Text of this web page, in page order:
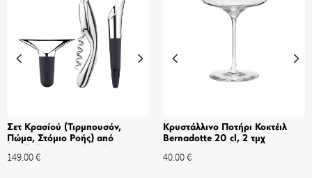
Σετ Κρασίού (Τιρμπουσόν,
Πώμα, Στόμιο Ροής) από
Σιλικόνη - 3 τμχ
149.00€
Κρυστάλλινο Ποτήρι Κοκτέιλ
Bernadotte 20 cl, 2 τμχ
40.00€